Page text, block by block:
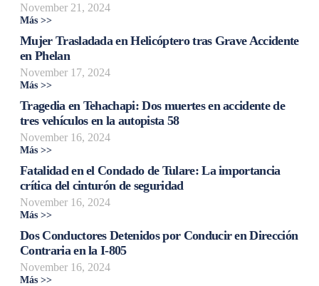
November 21, 2024
Más >>
Mujer Trasladada en Helicóptero tras Grave Accidente
en Phelan
November 17, 2024
Más >>
Tragedia en Tehachapi: Dos muertes en accidente de
tres vehículos en la autopista 58
November 16, 2024
Más >>
Fatalidad en el Condado de Tulare: La importancia
crítica del cinturón de seguridad
November 16, 2024
Más >>
Dos Conductores Detenidos por Conducir en Dirección
Contraria en la I-805
November 16, 2024
Más >>